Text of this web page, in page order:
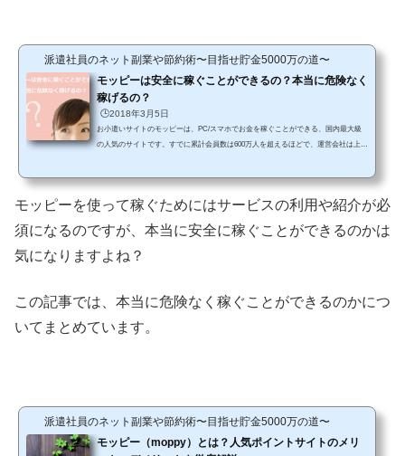
派遣社員のネット副業や節約術〜目指せ貯金5000万の道〜
モッピーは安全に稼ぐことができるの？本当に危険なく
稼げるの？
🕒️2018年3月5日
お小遣いサイトのモッピーは、PC/スマホでお金を稼ぐことができる、国内最大級
の人気のサイトです。すでに累計会員数は600万人を超えるほどで、運営会社は上場
に安全に稼ぐことができるのか、本当に危険はないのかは気になりますよね。 そこ
で今回は、◆モッピーは安全に稼ぐことができるの？...
モッピーを使って稼ぐためにはサービスの利用や紹介が必
須になるのですが、本当に安全に稼ぐことができるのかは
気になりますよね？
この記事では、本当に危険なく稼ぐことができるのかにつ
いてまとめています。
派遣社員のネット副業や節約術〜目指せ貯金5000万の道〜
モッピー（moppy）とは？人気ポイントサイトのメリ